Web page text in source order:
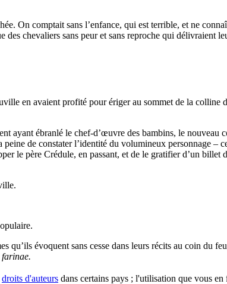
On comptait sans l’enfance, qui est terrible, et ne
chevaliers sans peur et sans reproche qui délivraient
en avaient profité pour ériger au sommet de la
ayant ébranlé le chef-d’œuvre des bambins, le nouveau
de constater l’identité du volumineux personnage –
le père Crédule, en passant, et de le gratifier d’un billet
qu’ils évoquent sans cesse dans leurs récits au coin du
farinae.
droits d'auteurs dans certains pays ; l'utilisation que vous